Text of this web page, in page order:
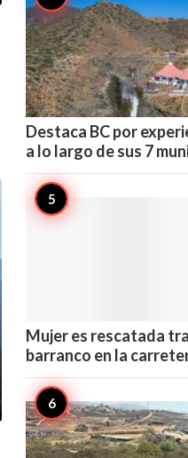
Destaca BC por
a lo largo de sus 7
Mujer es rescatada
barranco en la